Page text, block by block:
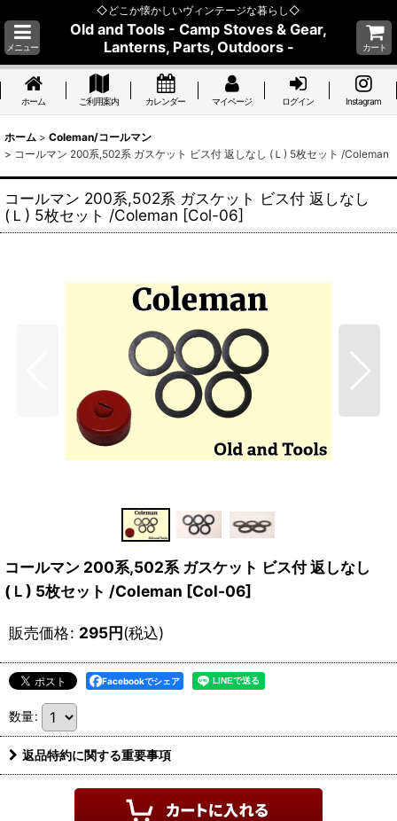
◇どこか懐かしいヴィンテージな暮らし◇
メニュー
Old and Tools - Camp Stoves & Gear,
Lanterns, Parts, Outdoors -
カート
ホーム ご利用案内 カレンダー マイページ ログイン Instagram
ホーム > Coleman/コールマン
> コールマン 200系,502系 ガスケット ビス付 返しなし (Ｌ) 5枚セット /Coleman
コールマン 200系,502系 ガスケット ビス付 返しなし
(Ｌ) 5枚セット /Coleman [Col-06]
コールマン 200系,502系 ガスケット ビス付 返しなし
(Ｌ) 5枚セット /Coleman [Col-06]
販売価格: 295円(税込)
Facebookでシェア
数量:
返品特約に関する重要事項